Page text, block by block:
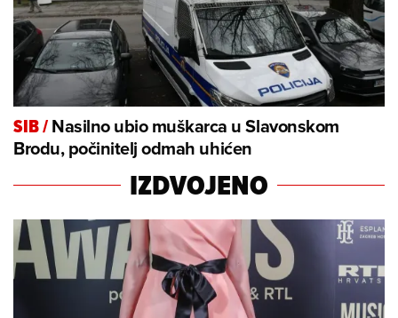
SIB/Nasilno ubio muškarca u Slavonskom
Brodu, počinitelj odmah uhićen
IZDVOJENO